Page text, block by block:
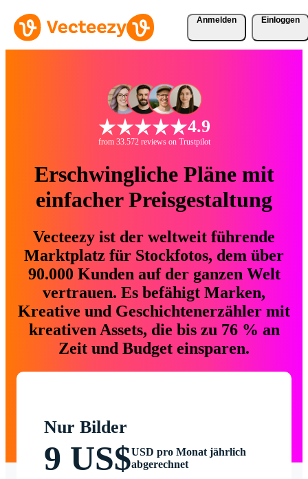
Anmelden Einloggen
4.9
from 33.572 reviews on Trustpilot
Erschwingliche Pläne mit
einfacher Preisgestaltung
Vecteezy ist der weltweit führende
Marktplatz für Stockfotos, dem über
90.000 Kunden auf der ganzen Welt
vertrauen. Es befähigt Marken,
Kreative und Geschichtenerzähler mit
kreativen Assets, die bis zu 76 % an
Zeit und Budget einsparen.
Nur Bilder
9 US$USD pro Monat jährlich
abgerechnet